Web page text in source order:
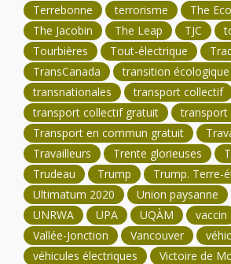
Terrebonne
terrorisme
The
The Jacobin
The Leap TJC
Tourbières
Tout-électrique
TransCanada
transition écologique
transnationales
transport collectif
transport collectif gratuit
transport
Transport en commun gratuit
Travailleurs
Trente glorieuses
Trudeau
Trump Trump. Terre-
Ultimatum 2020
Union paysanne
UNRWA
UPA UQÀM vaccin
Vallée-Jonction
Vancouver
véhicules électriques
Victoire de